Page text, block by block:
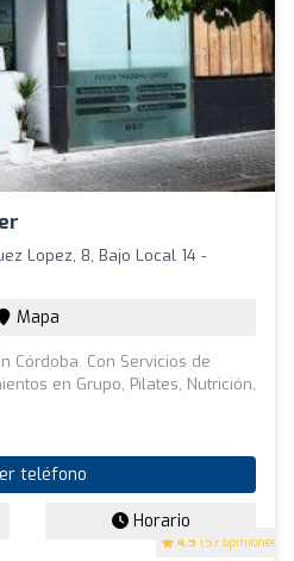
4.9 (57 opiniones)
Lopez, 8, Bajo Local 14 -
Mapa
Córdoba. Con Servicios de
en Grupo, Pilates, Nutrición,
teléfono
Horario